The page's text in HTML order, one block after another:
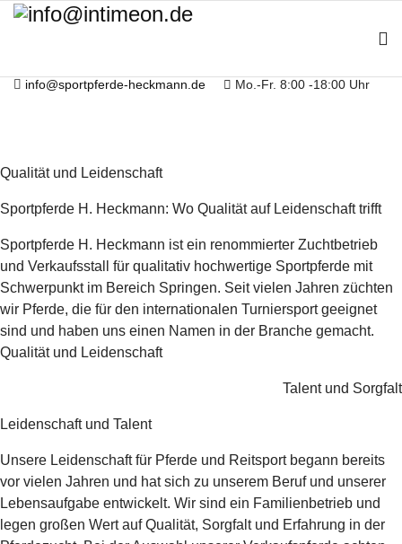
343 +49 172 978 33 55
info@sportpferde-heckmann.de
Mo.-Fr. 8:00 -18:00 Uhr
Qualität und Leidenschaft
Sportpferde H. Heckmann: Wo Qualität auf Leidenschaft trifft
Sportpferde H. Heckmann ist ein renommierter Zuchtbetrieb
und Verkaufsstall für qualitativ hochwertige Sportpferde mit
Schwerpunkt im Bereich Springen. Seit vielen Jahren züchten
wir Pferde, die für den internationalen Turniersport geeignet
sind und haben uns einen Namen in der Branche gemacht.
Qualität und Leidenschaft
Talent und Sorgfalt
Leidenschaft und Talent
Unsere Leidenschaft für Pferde und Reitsport begann bereits
vor vielen Jahren und hat sich zu unserem Beruf und unserer
Lebensaufgabe entwickelt. Wir sind ein Familienbetrieb und
legen großen Wert auf Qualität, Sorgfalt und Erfahrung in der